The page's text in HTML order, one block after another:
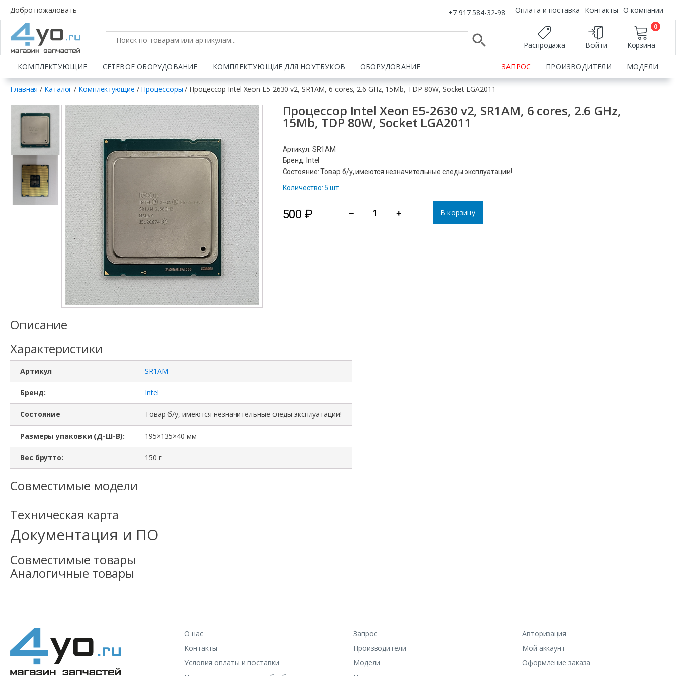
Добро пожаловать +7 917 584-32-98 Оплата и поставка Контакты О компании
Распродажа Войти Корзина
0
КОМПЛЕКТУЮЩИЕ СЕТЕВОЕ ОБОРУДОВАНИЕ КОМПЛЕКТУЮЩИЕ ДЛЯ НОУТБУКОВ ОБОРУДОВАНИЕ ЗАПРОС ПРОИЗВОДИТЕЛИ МОДЕЛИ
Главная / Каталог / Комплектующие / Процессоры / Процессор Intel Xeon E5-2630 v2, SR1AM, 6 cores, 2.6 GHz, 15Mb, TDP 80W, Socket LGA2011
Процессор Intel Xeon E5-2630 v2, SR1AM, 6 cores, 2.6 GHz,
15Mb, TDP 80W, Socket LGA2011
Артикул: SR1AM
Бренд: Intel
Состояние: Товар б/у, имеются незначительные следы эксплуатации!
Количество: 5 шт
500₽ −
Количество+ В корзину
Описание
Характеристики
Артикул SR1AM
Бренд: Intel
Состояние Товар б/у, имеются незначительные следы эксплуатации!
Размеры упаковки (Д-Ш-В): 195×135×40 мм
Вес брутто: 150 г
Совместимые модели
Техническая карта
Документация и ПО
Совместимые товары
Аналогичные товары
О нас
Контакты
Условия оплаты и поставки
Запрос
Производители
Модели
Авторизация
Мой аккаунт
Оформление заказа